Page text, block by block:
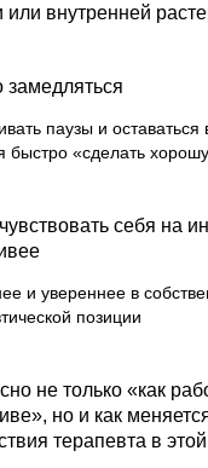
или внутренней
замедляться
паузы и оставаться
быстро «сделать
себя на
и увереннее в
позиции
не только «как
но и как
терапевта в